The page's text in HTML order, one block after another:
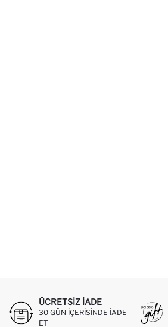
ÜCRETSIZ IADE
30 GÜN IÇERISINDE IADE
ET